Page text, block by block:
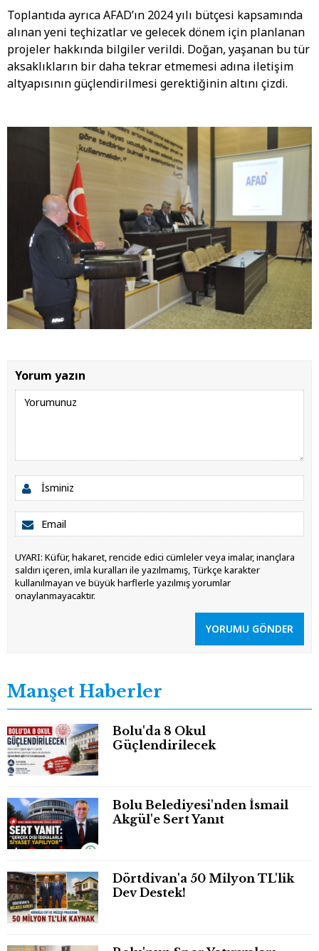
Toplantıda ayrıca AFAD’ın 2024 yılı bütçesi kapsamında
alınan yeni teçhizatlar ve gelecek dönem için planlanan
projeler hakkında bilgiler verildi. Doğan, yaşanan bu tür
aksaklıkların bir daha tekrar etmemesi adına iletişim
altyapısının güçlendirilmesi gerektiğinin altını çizdi.
Yorum yazın
UYARI: Küfür, hakaret, rencide edici cümleler veya imalar, inançlara
saldırı içeren, imla kuralları ile yazılmamış, Türkçe karakter
kullanılmayan ve büyük harflerle yazılmış yorumlar
onaylanmayacaktır.
YORUMU GÖNDER
Manşet Haberler
Bolu'da 8 Okul
Güçlendirilecek
Bolu Belediyesi'nden İsmail
Akgül'e Sert Yanıt
Dörtdivan'a 50 Milyon TL'lik
Dev Destek!